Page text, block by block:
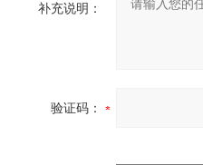
补充说明：
验证码：